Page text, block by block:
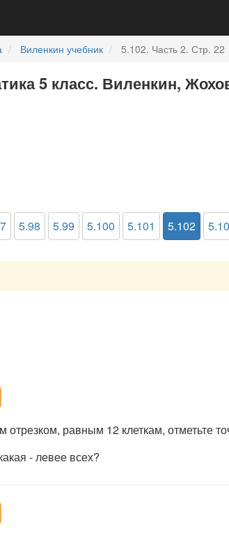
Виленкин учебник 5.102. Часть 2. Стр. 22
5 класс. Виленкин,
5.98 5.99 5.100 5.101 5.102
равным 12 клеткам, отметьте
- левее всех?